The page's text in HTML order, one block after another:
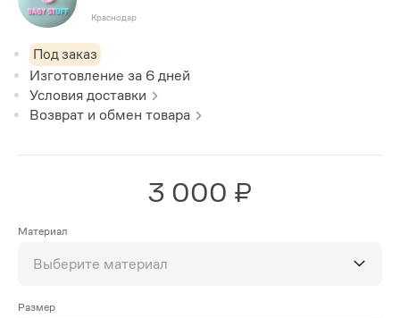
Краснодар
Под заказ
Изготовление за 6 дней
Условия доставки
Возврат и обмен товара
3 000 ₽
Материал
Выберите материал
Размер